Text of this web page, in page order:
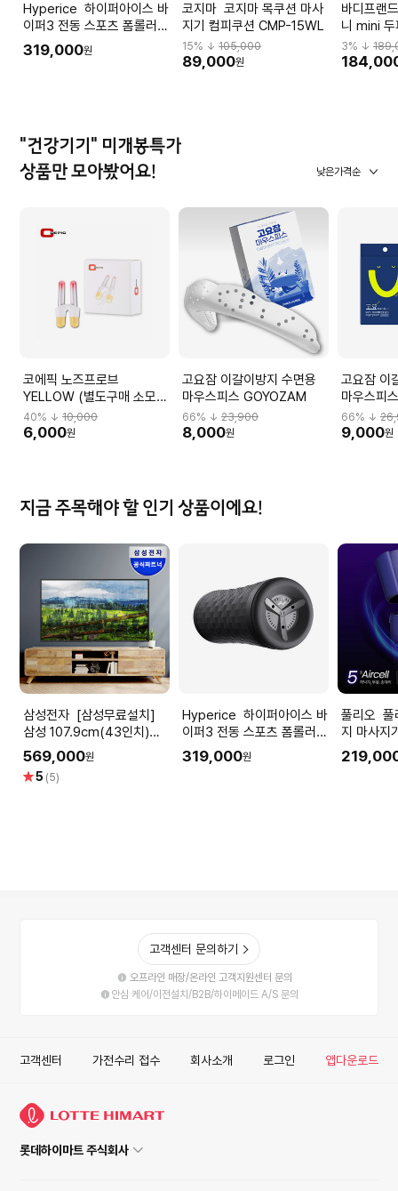
Hyperice 하이퍼아이스 바
이퍼3 전동 스포츠 폼롤러
Vyper3
319,000원
코지마 코지마 목쿠션 마사
지기 컴피쿠션 CMP-15WL
15% ↓105,000
89,000원
바디프랜드 바디프랜
니 mini 두
사지기
듀얼파장
3% ↓
"건강기기" 미개봉특가
상품만 모아봤어요!
낮은가격순
코에픽 노즈프로브
YELLOW (별도구매 소모
품) COEPIC(PROBE)
40% ↓ 10,000
6,000원
고요잠 이갈이방지 수면용
마우스피스 GOYOZAM
66% ↓23,900
8,000원
고요잠 이
마우스피
66% ↓
9,000원
지금 주목해야 할 인기 상품이에요!
삼성전자 [삼성무료설치]
삼성 107.9cm(43인치)
LH43BEFHLGFXKR +
WMN-B05FFXKR 4K
UHD 비즈니스TV 벽걸이형
569,000원
별5 (5)
Hyperice 하이퍼아이스 바
이퍼3 전동 스포츠 폼롤러
Vyper3
319,000원
풀리오 풀리오 풀리지 허벅
지 마사지
고객센터 문의하기
오프라인 매장/온라인 고객지원센터 문의
안심 케어/이전설치/B2B/하이메이드 A/S 문의
고객센터 가전수리 접수 회사소개 로그인 앱다운로드
롯데하이마트 주식회사